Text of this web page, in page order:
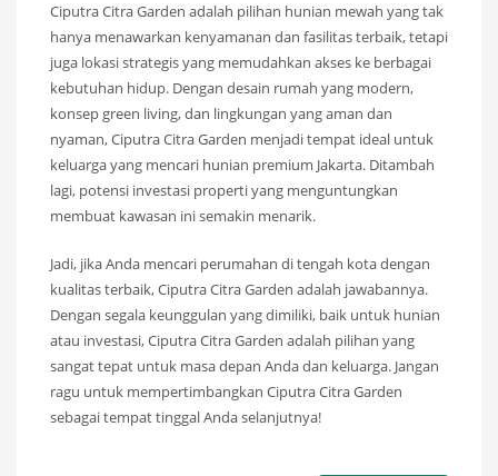
Ciputra Citra Garden adalah pilihan hunian mewah yang tak
hanya menawarkan kenyamanan dan fasilitas terbaik, tetapi
juga lokasi strategis yang memudahkan akses ke berbagai
kebutuhan hidup. Dengan desain rumah yang modern,
konsep green living, dan lingkungan yang aman dan
nyaman, Ciputra Citra Garden menjadi tempat ideal untuk
keluarga yang mencari hunian premium Jakarta. Ditambah
lagi, potensi investasi properti yang menguntungkan
membuat kawasan ini semakin menarik.
Jadi, jika Anda mencari perumahan di tengah kota dengan
kualitas terbaik, Ciputra Citra Garden adalah jawabannya.
Dengan segala keunggulan yang dimiliki, baik untuk hunian
atau investasi, Ciputra Citra Garden adalah pilihan yang
sangat tepat untuk masa depan Anda dan keluarga. Jangan
ragu untuk mempertimbangkan Ciputra Citra Garden
sebagai tempat tinggal Anda selanjutnya!